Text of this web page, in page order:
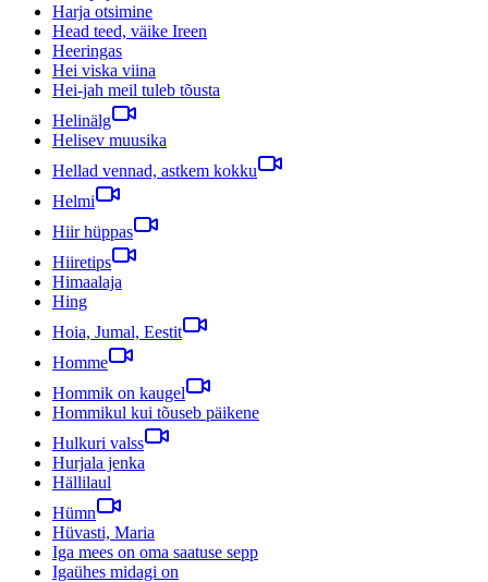
Harja otsimine
Head teed, väike Ireen
Heeringas
Hei viska viina
Hei-jah meil tuleb tõusta
Helinälg
Helisev muusika
Hellad vennad, astkem kokku
Helmi
Hiir hüppas
Hiiretips
Himaalaja
Hing
Hoia, Jumal, Eestit
Homme
Hommik on kaugel
Hommikul kui tõuseb päikene
Hulkuri valss
Hurjala jenka
Hällilaul
Hümn
Hüvasti, Maria
Iga mees on oma saatuse sepp
Igaühes midagi on